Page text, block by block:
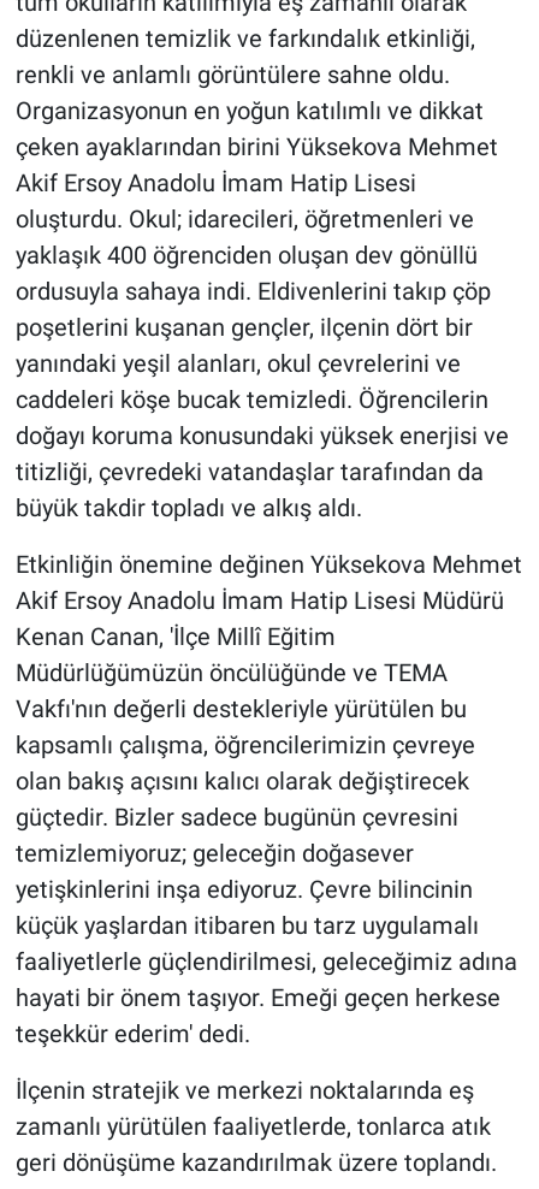
düzenlenen temizlik ve farkındalık etkinliği,
renkli ve anlamlı görüntülere sahne oldu.
Organizasyonun en yoğun katılımlı ve dikkat
çeken ayaklarından birini Yüksekova Mehmet
Akif Ersoy Anadolu İmam Hatip Lisesi
oluşturdu. Okul; idarecileri, öğretmenleri ve
yaklaşık 400 öğrenciden oluşan dev gönüllü
ordusuyla sahaya indi. Eldivenlerini takıp çöp
poşetlerini kuşanan gençler, ilçenin dört bir
yanındaki yeşil alanları, okul çevrelerini ve
caddeleri köşe bucak temizledi. Öğrencilerin
doğayı koruma konusundaki yüksek enerjisi ve
titizliği, çevredeki vatandaşlar tarafından da
büyük takdir topladı ve alkış aldı.
Etkinliğin önemine değinen Yüksekova Mehmet
Akif Ersoy Anadolu İmam Hatip Lisesi Müdürü
Kenan Canan, 'İlçe Millî Eğitim
Müdürlüğümüzün öncülüğünde ve TEMA
Vakfı'nın değerli destekleriyle yürütülen bu
kapsamlı çalışma, öğrencilerimizin çevreye
olan bakış açısını kalıcı olarak değiştirecek
güçtedir. Bizler sadece bugünün çevresini
temizlemiyoruz; geleceğin doğasever
yetişkinlerini inşa ediyoruz. Çevre bilincinin
küçük yaşlardan itibaren bu tarz uygulamalı
faaliyetlerle güçlendirilmesi, geleceğimiz adına
hayati bir önem taşıyor. Emeği geçen herkese
teşekkür ederim' dedi.
İlçenin stratejik ve merkezi noktalarında eş
zamanlı yürütülen faaliyetlerde, tonlarca atık
geri dönüşüme kazandırılmak üzere toplandı.